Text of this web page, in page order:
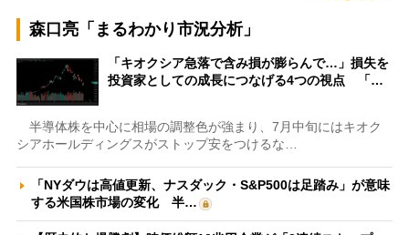
森口亮「まるわかり市況分析」
「キオクシア急落で含み損が膨らんで…」損失を
投資家としての成長につなげる4つの視点 「…
半導体株を中心に相場の調整色が強まり、7月中旬にはキオク
シアホールディングスがストップ安をつけるな…
「NYダウは高値更新、ナスダック・S&P500は足踏み」が意味
する米国株市場の変化 半…